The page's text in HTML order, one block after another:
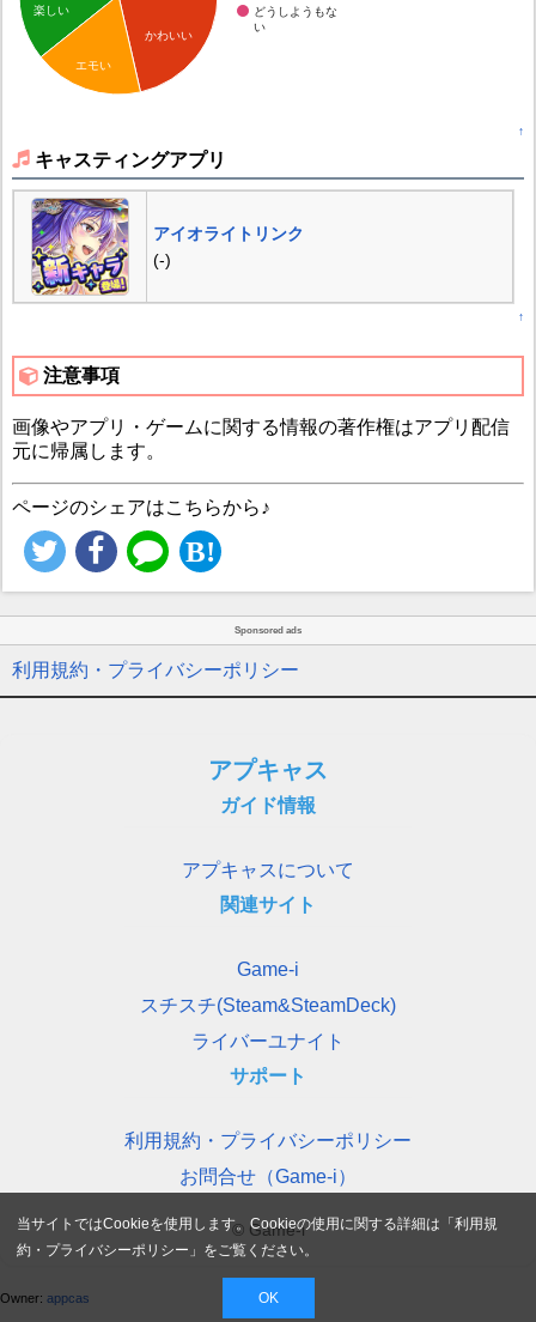
どうしようもな
い
かわいい
楽しい
エモい
↑
キャスティングアプリ
アイオライトリンク
(-)
↑
注意事項
画像やアプリ・ゲームに関する情報の著作権はアプリ配信
元に帰属します。
ページのシェアはこちらから♪
Sponsored ads
利用規約・プライバシーポリシー
アプキャス
ガイド情報
アプキャスについて
関連サイト
Game-i
スチスチ(Steam&SteamDeck)
ライバーユナイト
サポート
利用規約・プライバシーポリシー
お問合せ（Game-i）
© Game-i
Owner: appcas
当サイトではCookieを使用します。Cookieの使用に関する詳細は「利用規
約・プライバシーポリシー 」をご覧ください。
OK